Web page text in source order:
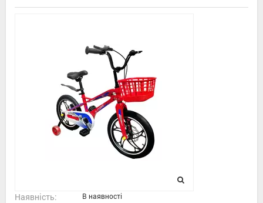
Наявність: В наявності